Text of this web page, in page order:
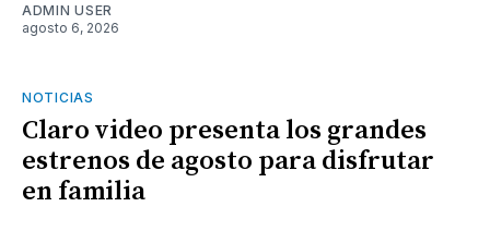
ADMIN USER
agosto 6, 2026
NOTICIAS
Claro video presenta los grandes
estrenos de agosto para disfrutar
en familia